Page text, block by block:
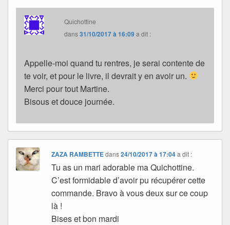
Quichottine
dans31/10/2017 à 16:09a dit :
Appelle-moi quand tu rentres, je serai contente de
te voir, et pour le livre, il devrait y en avoir un.
Merci pour tout Martine.
Bisous et douce journée.
ZAZA RAMBETTEdans24/10/2017 à 17:04 a dit :
Tu as un mari adorable ma Quichottine.
C’est formidable d’avoir pu récupérer cette
commande. Bravo à vous deux sur ce coup
là !
Bises et bon mardi